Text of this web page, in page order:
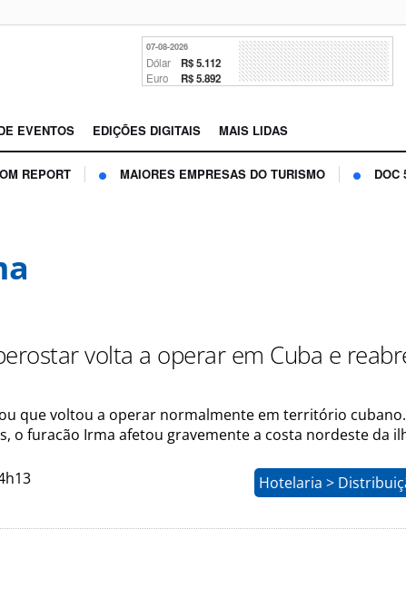
07-08-2026
Dólar R$ 5.112
Euro R$ 5.892
EVENTOS EDIÇÕES DIGITAIS MAIS LIDAS
REPORT MAIORES EMPRESAS DO TURISMO DOC
volta a operar em Cuba e
que voltou a operar normalmente em território cubano.
o furacão Irma afetou gravemente a costa nordeste da
Hotelaria >